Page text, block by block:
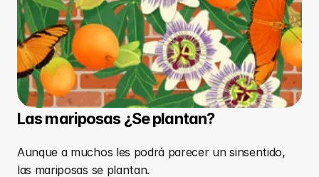
Las mariposas ¿Se plantan?
Aunque a muchos les podrá parecer un sinsentido,
las mariposas se plantan.